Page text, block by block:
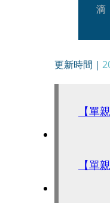
滴
更新時間｜
【單
【單